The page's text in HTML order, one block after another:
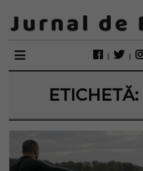
ETICHETĂ: